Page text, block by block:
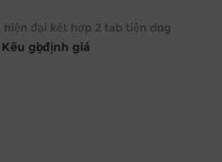
đại kết hợp 2 tab tiện dụng
Kêu gọi định giá